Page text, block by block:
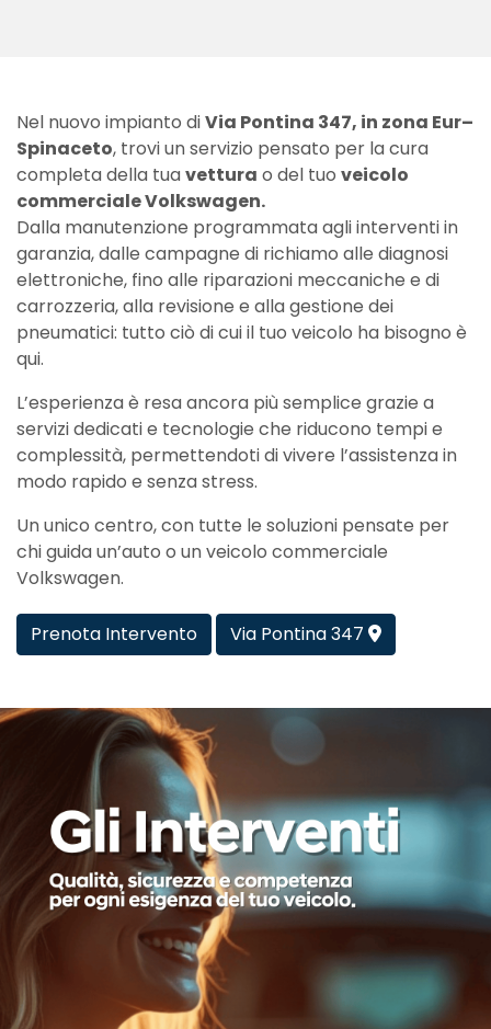
Nel nuovo impianto diVia Pontina 347, in zona Eur–
Spinaceto, trovi un servizio pensato per la cura
completa della tuavettura o del tuo veicolo
commerciale Volkswagen.
Dalla manutenzione programmata agli interventi in
garanzia, dalle campagne di richiamo alle diagnosi
elettroniche, fino alle riparazioni meccaniche e di
carrozzeria, alla revisione e alla gestione dei
pneumatici: tutto ciò di cui il tuo veicolo ha bisogno è
qui.
L’esperienza è resa ancora più semplice grazie a
servizi dedicati e tecnologie che riducono tempi e
complessità, permettendoti di vivere l’assistenza in
modo rapido e senza stress.
Un unico centro, con tutte le soluzioni pensate per
chi guida un’auto o un veicolo commerciale
Volkswagen.
Prenota Intervento Via Pontina 347